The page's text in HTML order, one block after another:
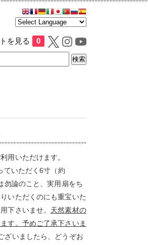
を見る 0
用いただけます。
ていただく6寸（約
勿論のこと、実用扇をち
いただくのにも重宝いた
下さいませ。 天然素材の
す。予めご了承下さいま
ざいましたら、どうぞお